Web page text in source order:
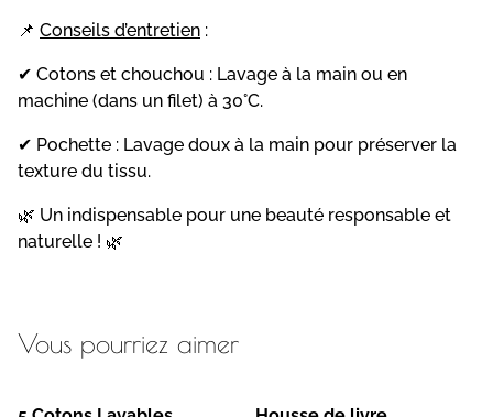
📌 Conseils d’entretien :
✔ Cotons et chouchou : Lavage à la main ou en
machine (dans un filet) à 30°C.
✔ Pochette : Lavage doux à la main pour préserver la
texture du tissu.
🌿 Un indispensable pour une beauté responsable et
naturelle ! 🌿
Vous pourriez aimer